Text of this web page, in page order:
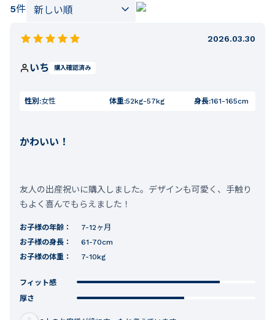
5件
2026.03.30
いち 購入確認済み
性別:女性 体重:52kg-57kg 身長:161-165cm
かわいい！
友人の出産祝いに購入しました。デザインも可愛く、手触り
もよく喜んでもらえました！
お子様の年齢：
7-12ヶ月
お子様の身長：
61-70cm
お子様の体重：
7-10kg
フィット感
厚さ